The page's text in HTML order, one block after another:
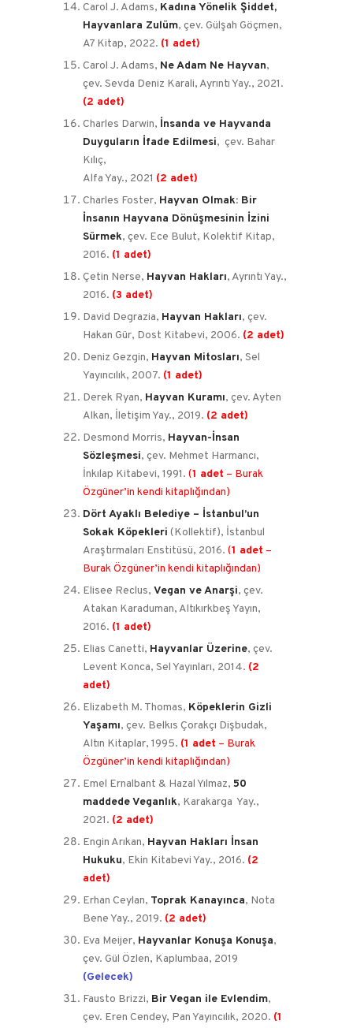
Carol J. Adams, Kadına Yönelik Şiddet,
Hayvanlara Zulüm, çev. Gülşah Göçmen,
A7 Kitap, 2022. (1 adet)
Carol J. Adams, Ne Adam Ne Hayvan,
çev. Sevda Deniz Karali, Ayrıntı Yay., 2021.
(2 adet)
Charles Darwin, İnsanda ve Hayvanda
Duyguların İfade Edilmesi, çev. Bahar
Kılıç,
Alfa Yay., 2021 (2 adet)
Charles Foster, Hayvan Olmak: Bir
İnsanın Hayvana Dönüşmesinin İzini
Sürmek, çev. Ece Bulut, Kolektif Kitap,
2016. (1 adet)
Çetin Nerse, Hayvan Hakları, Ayrıntı Yay.,
2016. (3 adet)
David Degrazia, Hayvan Hakları, çev.
Hakan Gür, Dost Kitabevi, 2006. (2 adet)
Deniz Gezgin, Hayvan Mitosları, Sel
Yayıncılık, 2007. (1 adet)
Derek Ryan, Hayvan Kuramı, çev. Ayten
Alkan, İletişim Yay., 2019. (2 adet)
Desmond Morris, Hayvan-İnsan
Sözleşmesi, çev. Mehmet Harmancı,
İnkılap Kitabevi, 1991. (1 adet – Burak
Özgüner’in kendi kitaplığından)
Dört Ayaklı Belediye – İstanbul’un
Sokak Köpekleri (Kollektif), İstanbul
Araştırmaları Enstitüsü, 2016. (1 adet –
Burak Özgüner’in kendi kitaplığından)
Elisee Reclus, Vegan ve Anarşi, çev.
Atakan Karaduman, Altıkırkbeş Yayın,
2016. (1 adet)
Elias Canetti, Hayvanlar Üzerine, çev.
Levent Konca, Sel Yayınları, 2014. (2
adet)
Elizabeth M. Thomas, Köpeklerin Gizli
Yaşamı, çev. Belkıs Çorakçı Dişbudak,
Altın Kitaplar, 1995. (1 adet – Burak
Özgüner’in kendi kitaplığından)
Emel Ernalbant & Hazal Yılmaz, 50
maddede Veganlık, Karakarga Yay.,
2021. (2 adet)
Engin Arıkan, Hayvan Hakları İnsan
Hukuku, Ekin Kitabevi Yay., 2016. (2
adet)
Erhan Ceylan, Toprak Kanayınca, Nota
Bene Yay., 2019. (2 adet)
Eva Meijer, Hayvanlar Konuşa Konuşa,
çev. Gül Özlen, Kaplumbaa, 2019
(Gelecek)
Fausto Brizzi, Bir Vegan ile Evlendim,
çev. Eren Cendey, Pan Yayıncılık, 2020. (1